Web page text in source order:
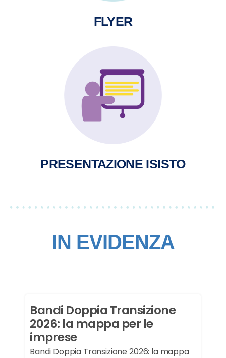
FLYER
PRESENTAZIONE ISISTO
IN EVIDENZA
Bandi Doppia Transizione
2026: la mappa per le
imprese
Bandi Doppia Transizione 2026: la mappa